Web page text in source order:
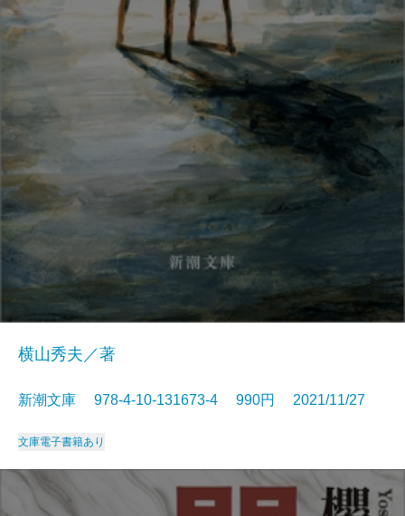
横山秀夫／著
新潮文庫 978-4-10-131673-4 990円 2021/11/27
文庫電子書籍あり